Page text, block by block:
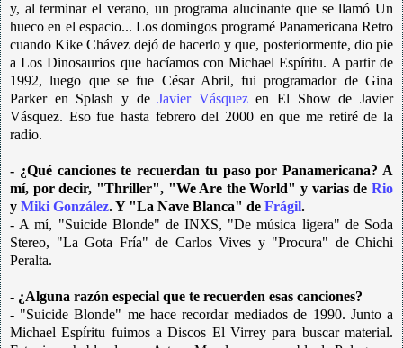
y, al terminar el verano, un programa alucinante que se llamó Un
hueco en el espacio... Los domingos programé Panamericana Retro
cuando Kike Chávez dejó de hacerlo y que, posteriormente, dio pie
a Los Dinosaurios que hacíamos con Michael Espíritu. A partir de
1992, luego que se fue César Abril, fui programador de Gina
Parker en Splash y deJavier Vásquezen El Show de Javier
Vásquez. Eso fue hasta febrero del 2000 en que me retiré de la
radio.
- ¿Qué canciones te recuerdan tu paso por Panamericana? A
mí, por decir, "Thriller", "We Are the World" y varias de Rio
y Miki González. Y "La Nave Blanca" de Frágil.
- A mí, "Suicide Blonde" de INXS, "De música ligera" de Soda
Stereo, "La Gota Fría" de Carlos Vives y "Procura" de Chichi
Peralta.
- ¿Alguna razón especial que te recuerden esas canciones?
- "Suicide Blonde" me hace recordar mediados de 1990. Junto a
Michael Espíritu fuimos a Discos El Virrey para buscar material.